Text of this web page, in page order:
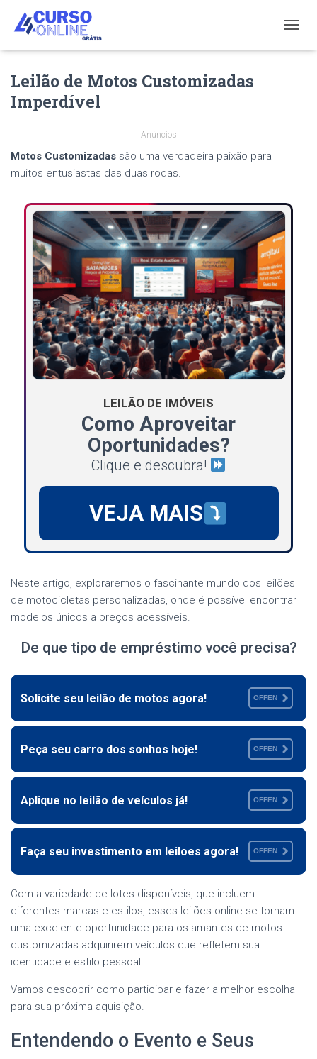
O
I
Leilão de Motos Customizadas
Imperdível
Anúncios
Motos Customizadas são uma verdadeira paixão para
muitos entusiastas das duas rodas.
LEILÃO DE IMÓVEIS
Como Aproveitar
Oportunidades?
Clique e descubra!
VEJA MAIS
Neste artigo, exploraremos o fascinante mundo dos leilões
de motocicletas personalizadas, onde é possível encontrar
modelos únicos a preços acessíveis.
De que tipo de empréstimo você precisa?
Solicite seu leilão de motos agora! OFFEN
Peça seu carro dos sonhos hoje! OFFEN
Aplique no leilão de veículos já! OFFEN
Faça seu investimento em leiloes agora! OFFEN
Com a variedade de lotes disponíveis, que incluem
diferentes marcas e estilos, esses leilões online se tornam
uma excelente oportunidade para os amantes de motos
customizadas adquirirem veículos que refletem sua
identidade e estilo pessoal.
Vamos descobrir como participar e fazer a melhor escolha
para sua próxima aquisição.
Entendendo o Evento e Seus